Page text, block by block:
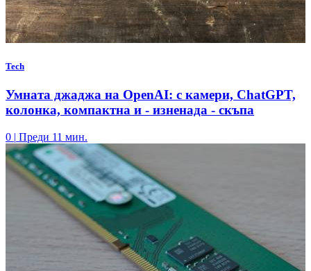
Tech
Умната джаджа на OpenAI: с камери, ChatGPT,
колонка, компактна и - изненада - скъпа
0 | Преди 11 мин.